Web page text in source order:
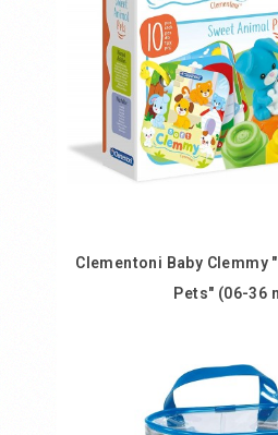
Clementoni Baby Clemmy
Pets" (06-36
Во
Додај во